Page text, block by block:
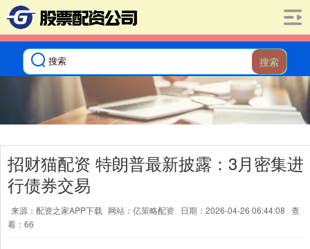
搜索
招财猫配资 特朗普最新披露：3月密集进
行债券交易
来源：配资之家APP下载 网站：亿策略配资 日期：2026-04-26 06:44:08 查
看：66